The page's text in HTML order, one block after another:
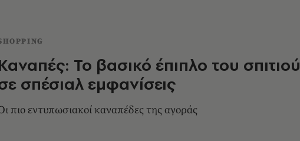
Το βασικό έπιπλο του σπιτιού
σπέσιαλ εμφανίσεις
πιο εντυπωσιακοί καναπέδες της αγοράς